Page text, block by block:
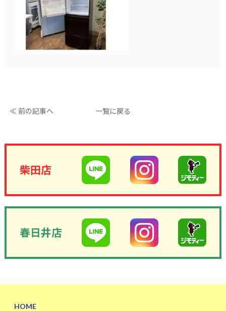
≪ 前の記事へ 一覧に戻る
柴田店
春日井店
HOME